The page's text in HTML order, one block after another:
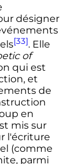
désigner
[33]. Elle
of
qui est
et
de
en
mis sur
l'écriture
(comme
parmi